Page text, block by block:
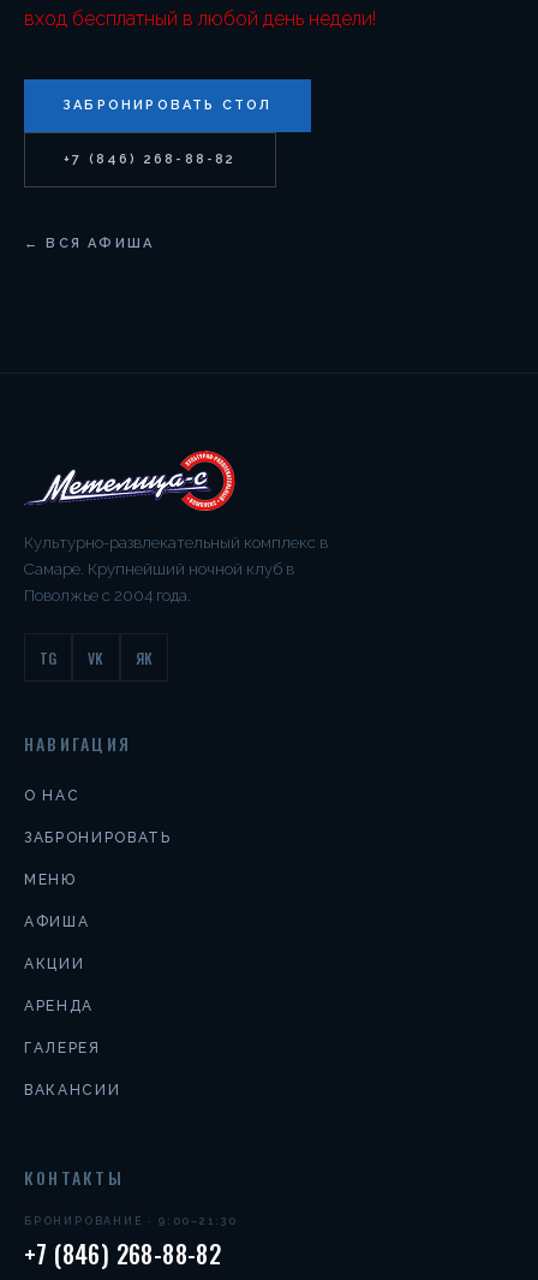
вход бесплатный в любой день недели!
ЗАБРОНИРОВАТЬ СТОЛ
+7 (846) 268-88-82
← ВСЯ АФИША
Культурно-развлекательный комплекс в
Самаре. Крупнейший ночной клуб в
Поволжье с 2004 года.
TG VK ЯК
НАВИГАЦИЯ
О НАС
ЗАБРОНИРОВАТЬ
МЕНЮ
АФИША
АКЦИИ
АРЕНДА
ГАЛЕРЕЯ
ВАКАНСИИ
КОНТАКТЫ
БРОНИРОВАНИЕ · 9:00–21:30
+7 (846) 268-88-82